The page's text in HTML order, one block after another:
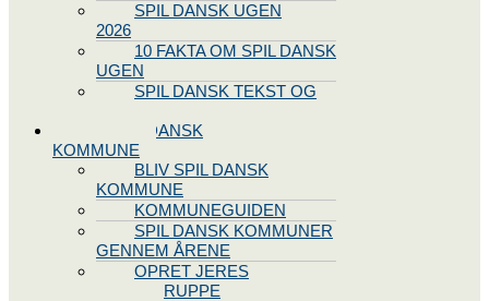
SPIL DANSK UGEN
2026
10 FAKTA OM SPIL DANSK
UGEN
SPIL DANSK TEKST OG
BLIV SPIL DANSK
KOMMUNE
BLIV SPIL DANSK
KOMMUNE
KOMMUNEGUIDEN
SPIL DANSK KOMMUNER
GENNEM ÅRENE
OPRET JERES
STYREGRUPPE